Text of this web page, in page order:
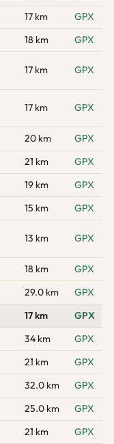
17 km
GPX
18 km
GPX
17 km GPX
17 km GPX
20 km
GPX
21 km
GPX
19 km
GPX
15 km
GPX
13 km GPX
18 km
GPX
29.0 km
GPX
17 km
GPX
34 km
GPX
21 km
GPX
32.0 km
GPX
25.0 km
GPX
21 km
GPX